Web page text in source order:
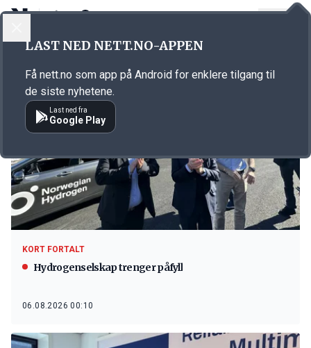
Emne: Norwegian Hydrogen
KORT FORTALT
Hydrogenselskap trenger påfyll
06.08.2026 00:10
LAST NED NETT.NO-APPEN
Få nett.no som app på Android for enklere tilgang til
de siste nyhetene.
Last ned fra
Google Play